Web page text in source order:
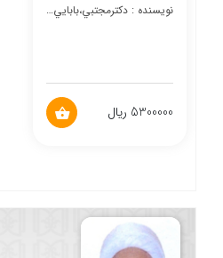
نویسنده : دكترمجتبي،بابايي حسن،بابايي زكليكي
5300000 ریال